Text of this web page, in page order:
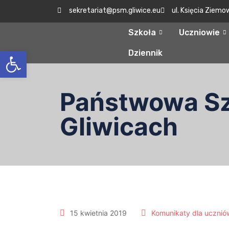
Otwórz pasek narzędzi
sekretariat@psm.gliwice.eu ul. Księcia
Szkoła Uczniowie
Dziennik
Państwowa
Gliwicach
15 kwietnia 2019 Komunikaty dla